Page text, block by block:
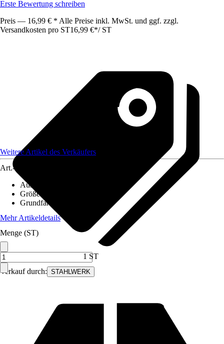
Erste Bewertung schreiben
Preis — 16,99 € * Alle Preise inkl. MwSt. und ggf. zzgl.
Versandkosten pro ST16,99 €*/ ST
Verkauf durch: STAHLWERK
Weitere Artikel des Verkäufers
Art.-Nr.
Ausführung
Größe
Grundfarbe
Mehr Artikeldetails
Menge (ST)
1 ST